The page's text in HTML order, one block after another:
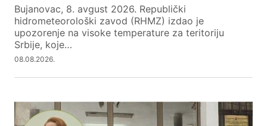
Bujanovac, 8. avgust 2026. Republički
hidrometeorološki zavod (RHMZ) izdao je
upozorenje na visoke temperature za teritoriju
Srbije, koje…
08.08.2026.